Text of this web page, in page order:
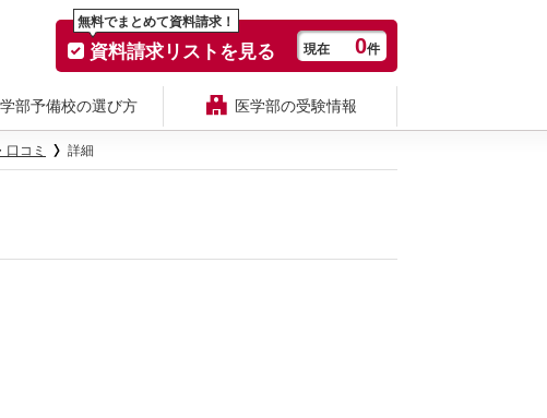
無料でまとめて資料請求！
資料請求リストを見る 現在 0件
部予備校の選び方 医学部の受験情報
口コミ 詳細